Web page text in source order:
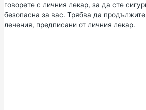
говорете с личния лекар, за да сте
безопасна за вас. Трябва да
лечения, предписани от личния лекар.